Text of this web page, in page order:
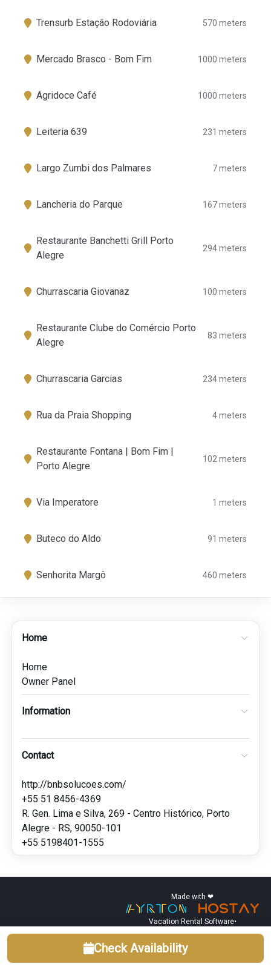
Trensurb Estação Rodoviária 570 meters
Mercado Brasco - Bom Fim 1000 meters
Agridoce Café 1000 meters
Leiteria 639 231 meters
Largo Zumbi dos Palmares 7 meters
Lancheria do Parque 167 meters
Restaurante Banchetti Grill Porto
Alegre
294 meters
Churrascaria Giovanaz 100 meters
Restaurante Clube do Comércio Porto
Alegre
83 meters
Churrascaria Garcias 234 meters
Rua da Praia Shopping 4 meters
Restaurante Fontana | Bom Fim |
Porto Alegre
102 meters
Via Imperatore 1 meters
Buteco do Aldo 91 meters
Senhorita Margô 460 meters
Home
Home
Owner Panel
Information
Contact
http://bnbsolucoes.com/
+55 51 8456-4369
R. Gen. Lima e Silva, 269 - Centro Histórico, Porto
Alegre - RS, 90050-101
+55 5198401-1555
Made with ❤
Vacation Rental Software•
Check Availability